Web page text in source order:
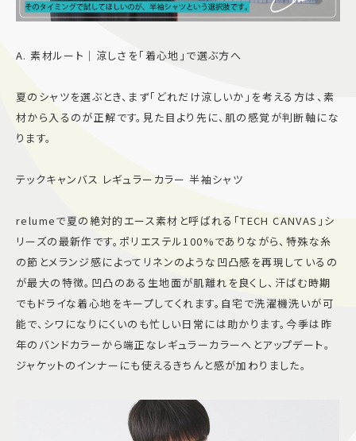
A. 素材ルート｜涼しさを「着心地」で選ぶ方へ
夏のシャツを選ぶとき、まず「どれだけ涼しいか」を考える方は、素
材から入るのが正解です。見た目より先に、肌の感覚が判断軸にな
ります。
テックキャンバス レギュラーカラー 半袖シャツ
relumeで夏の絶対的エース素材と呼ばれる「TECH CANVAS」シ
リーズの最新作です。ポリエステル100%でありながら、特殊な糸
の節とメランジ感によってリネンのような凹凸感を再現しているの
が最大の特徴。凹凸のある生地面が肌離れを良くし、汗ばむ時期
でもドライな着心地をキープしてくれます。自宅で洗濯機洗いが可
能で、シワになりにくいのも忙しい日常には助かります。今季は昨
年のバンドカラーから端正なレギュラーカラーへとアップデート。
ジャケットのインナーにも使えるきちんと感が加わりました。